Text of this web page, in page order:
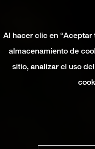
Al hacer clic en “Aceptar
almacenamiento de
sitio, analizar el uso